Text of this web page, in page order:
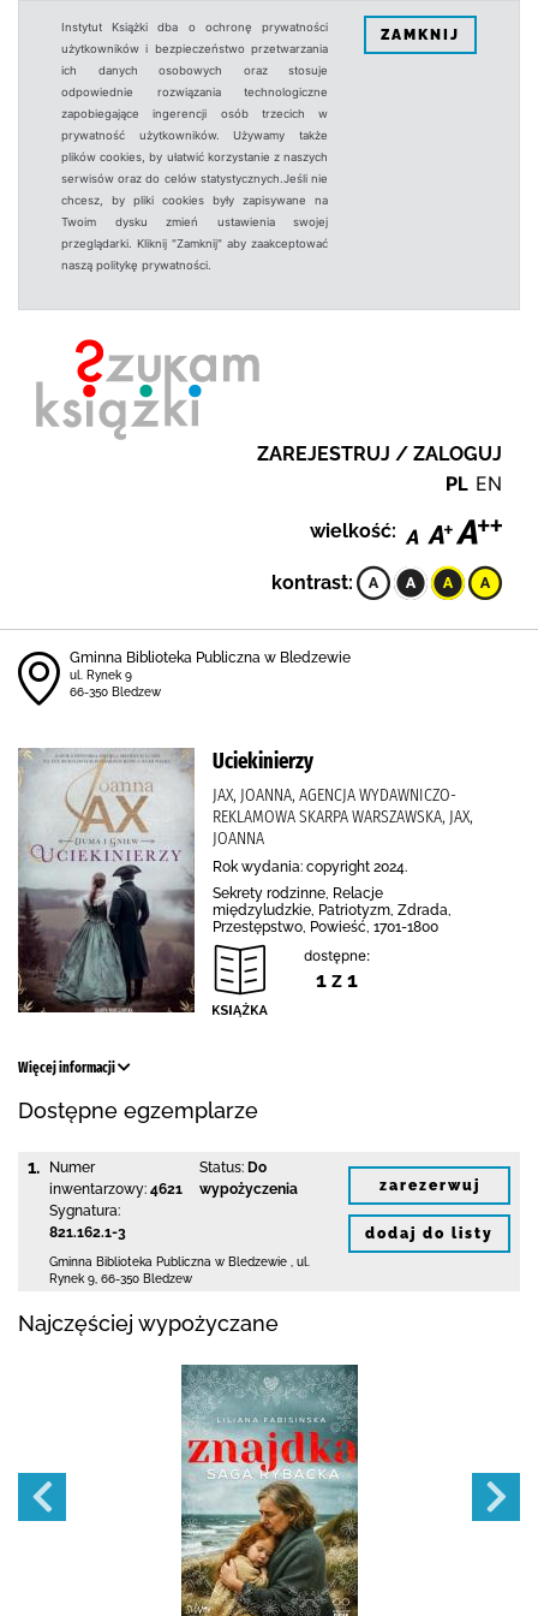
Instytut Książki dba o ochronę prywatności
użytkowników i bezpieczeństwo przetwarzania
ich danych osobowych oraz stosuje
odpowiednie rozwiązania technologiczne
zapobiegające ingerencji osób trzecich w
prywatność użytkowników. Używamy także
plików cookies, by ułatwić korzystanie z naszych
serwisów oraz do celów statystycznych.Jeśli nie
chcesz, by pliki cookies były zapisywane na
Twoim dysku zmień ustawienia swojej
przeglądarki. Kliknij "Zamknij" aby zaakceptować
naszą politykę prywatności.
ZAMKNIJ
ZAREJESTRUJ / ZALOGUJ
PL EN
wielkość:
kontrast:
Gminna Biblioteka Publiczna w Bledzewie
ul. Rynek 9
66-350 Bledzew
Uciekinierzy
JAX, JOANNA, AGENCJA WYDAWNICZO-
REKLAMOWA SKARPA WARSZAWSKA, JAX,
JOANNA
Rok wydania: copyright 2024.
Sekrety rodzinne, Relacje
międzyludzkie, Patriotyzm, Zdrada,
Przestępstwo, Powieść, 1701-1800
dostępne:
1 z 1
Więcej informacji
Dostępne egzemplarze
1.
Numer
inwentarzowy: 4621
Sygnatura:
821.162.1-3
Status: Do
wypożyczenia
Gminna Biblioteka Publiczna w Bledzewie
ul.
Rynek 9 66-350 Bledzew
zarezerwuj
dodaj do listy
Najczęściej wypożyczane